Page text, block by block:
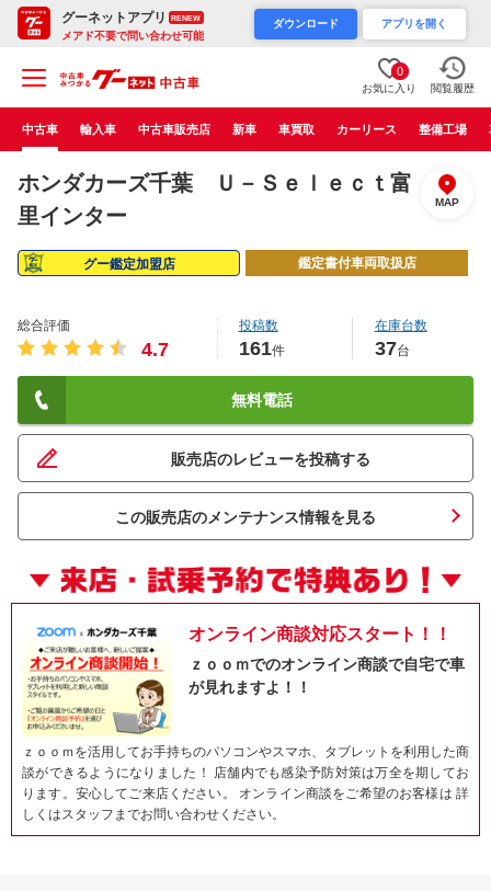
グーネットアプリ RENEW
メアド不要で問い合わせ可能
ダウンロード アプリを開く
0
お気に入り 閲覧履歴
中古車 輸入車 中古車販売店 新車 車買取 カーリース 整備工場
ホンダカーズ千葉 Ｕ－Ｓｅｌｅｃｔ富
里インター
MAP
グー鑑定加盟店 鑑定書付車両取扱店
総合評価
4.7
投稿数
161件
在庫台数
37台
無料電話
ネット予約でキャンペーンに応募しよ
販売店のレビューを投稿する
この販売店のメンテナンス情報を見る
オンライン商談対応スタート！！
ｚｏｏｍでのオンライン商談で自宅で車
が見れますよ！！
ｚｏｏｍを活用してお手持ちのパソコンやスマホ、タブレットを利用した商
談ができるようになりました！ 店舗内でも感染予防対策は万全を期してお
ります。安心してご来店ください。 オンライン商談をご希望のお客様は 詳
しくはスタッフまでお問い合わせください。